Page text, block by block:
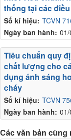
Số kí hiệu: TCVN
Ngày ban hành: 01/
thống tại các
Số kí hiệu: TCVN
Ngày ban hành:
Tiêu chuẩn quy
chất lượng cho
dụng ánh sáng
cháy
Các văn bản